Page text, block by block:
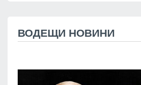
ВОДЕЩИ НОВИНИ